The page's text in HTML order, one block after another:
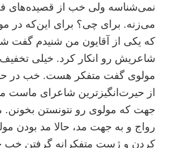
نمی‌شناسه ولی خب از قصیده‌های
می‌زنه. برای چی؟ برای این‌که در
که یکی از آقایون من شنیدم گفت
شاعریش رو انکار کرد. خیلی تخفیف
مولوی گفت متفکر هست. خب در
از حیرت‌انگیز‌ترین شاعرای ماست
جهت که مولوی رو نتونستن بخونن.
رواج و به جهت مد، حالا مد بودن
کردن و ژست متفکرانه گرفتن خب